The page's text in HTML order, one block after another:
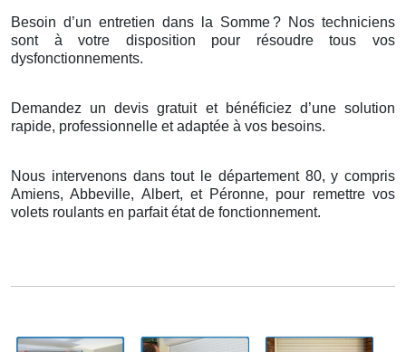
Besoin d’un entretien dans la Somme? Nos techniciens
sont à votre disposition pour résoudre tous vos
dysfonctionnements.
Demandez un devis gratuit et bénéficiez d’une solution
rapide, professionnelle et adaptée à vos besoins.
Nous intervenons dans tout le département 80, y compris
Amiens, Abbeville, Albert, et Péronne, pour remettre vos
volets roulants en parfait état de fonctionnement.